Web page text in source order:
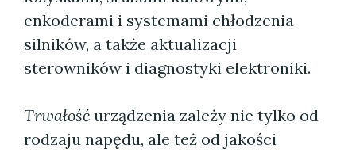
enkoderami i systemami chłodzenia
silników, a także aktualizacji
sterowników i diagnostyki elektroniki.
Trwałość urządzenia zależy nie tylko od
rodzaju napędu, ale też od jakości